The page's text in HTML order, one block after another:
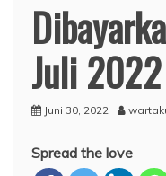
Juli 2022
Juni 30, 2022
Spread the love